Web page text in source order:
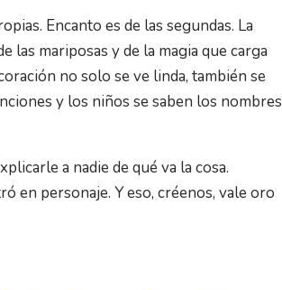
Encanto es de las segundas. La
las mariposas y de la magia que carga
no solo se ve linda, también se
y los niños se saben los nombres
a nadie de qué va la cosa.
en personaje. Y eso, créenos, vale oro